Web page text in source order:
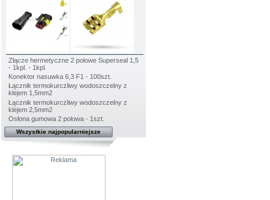
Złącze hermetyczne 2 polowe Superseal 1,5
- 1kpl. - 1kpl.
Konektor nasuwka 6,3 F1 - 100szt.
Łącznik termokurczliwy wodoszczelny z
klejem 1,5mm2
Łącznik termokurczliwy wodoszczelny z
klejem 2,5mm2
Osłona gumowa 2 polowa - 1szt.
Wszystkie najpopularniejsze